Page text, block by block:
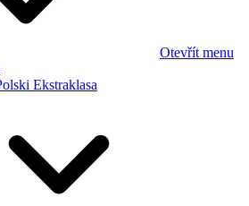
Otevřít menu
Ekstraklasa